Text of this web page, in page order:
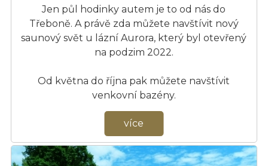
Jen půl hodinky autem je to od nás do
Třeboně. A právě zda můžete navštívit nový
saunový svět u lázní Aurora, který byl otevřený
na podzim 2022.
Od května do října pak můžete navštívit
venkovní bazény.
více